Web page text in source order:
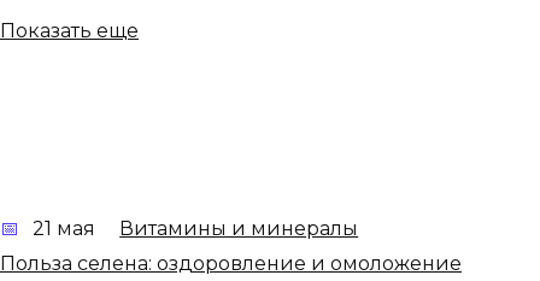
Показать еще
21 мая
Витамины и минералы
Польза селена: оздоровление и омоложение